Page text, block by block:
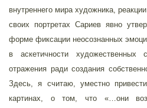
внутреннего мира художника,
своих портретах Сариев явно
форме фиксации неосознанных
в аскетичности художественных
отражения ради создания
Здесь, я считаю, уместно
картинах, о том, что «…они